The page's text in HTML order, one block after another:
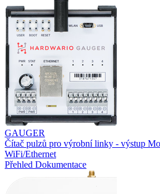
GAUGER
Čítač pulzů pro výrobní linky - výstup
WiFi/Ethernet
Přehled Dokumentace